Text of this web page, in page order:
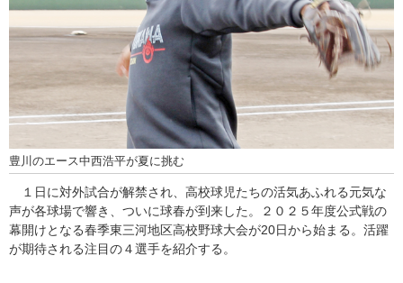
豊川のエース中西浩平が夏に挑む
１日に対外試合が解禁され、高校球児たちの活気あふれる元気な
声が各球場で響き、ついに球春が到来した。２０２５年度公式戦の
幕開けとなる春季東三河地区高校野球大会が20日から始まる。活躍
が期待される注目の４選手を紹介する。